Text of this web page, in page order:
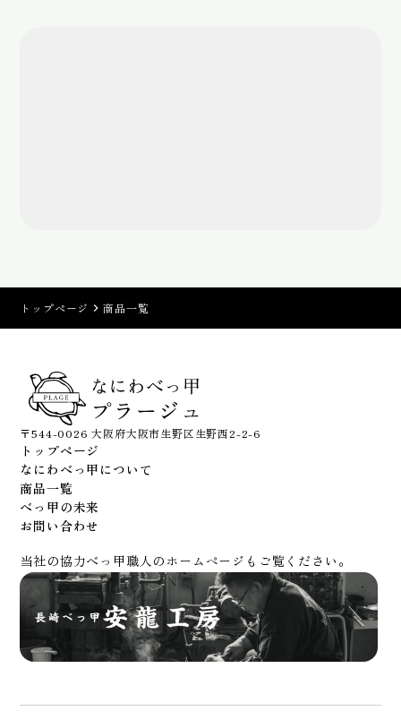
トップページ 商品一覧
〒544-0026 大阪府大阪市生野区生野西2-2-6
トップページ
なにわべっ甲について
商品一覧
べっ甲の未来
お問い合わせ
当社の協力べっ甲職人のホームページもご覧ください。